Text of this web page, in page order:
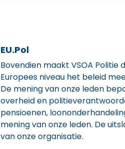
EU.Pol
Bovendien maakt VSOA Politie
Europees niveau het beleid
De mening van onze leden
overheid en
pensioenen,
mening van onze leden. De
van onze organisatie.